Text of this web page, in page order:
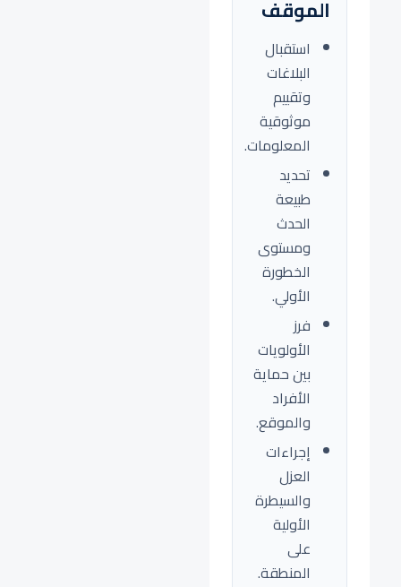
الموقف
استقبال
البلاغات
وتقييم
موثوقية
المعلومات.
تحديد
طبيعة
الحدث
ومستوى
الخطورة
الأولي.
فرز
الأولويات
بين حماية
الأفراد
والموقع.
إجراءات
العزل
والسيطرة
الأولية
على
المنطقة.